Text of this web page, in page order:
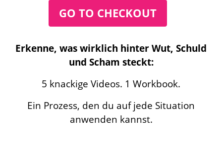
GO TO CHECKOUT
Erkenne, was wirklich hinter Wut, Schuld
und Scham steckt:
5 knackige Videos. 1 Workbook.
Ein Prozess, den du auf jede Situation
anwenden kannst.